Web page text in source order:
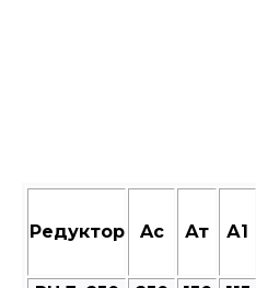
Редуктор Aс Ат А1